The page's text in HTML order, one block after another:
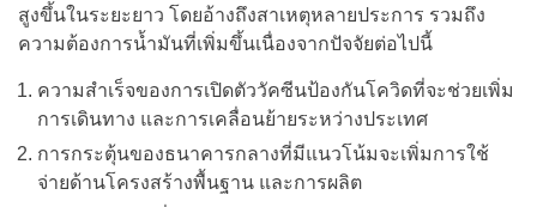
สูงขึ้นในระยะยาว โดยอ้างถึงสาเหตุหลายประการ รวมถึง
ความต้องการน้ำมันที่เพิ่มขึ้นเนื่องจากปัจจัยต่อไปนี้
ความสำเร็จของการเปิดตัววัคซีนป้องกันโควิดที่จะช่วยเพิ่ม
การเดินทาง และการเคลื่อนย้ายระหว่างประเทศ
การกระตุ้นของธนาคารกลางที่มีแนวโน้มจะเพิ่มการใช้
จ่ายด้านโครงสร้างพื้นฐาน และการผลิต